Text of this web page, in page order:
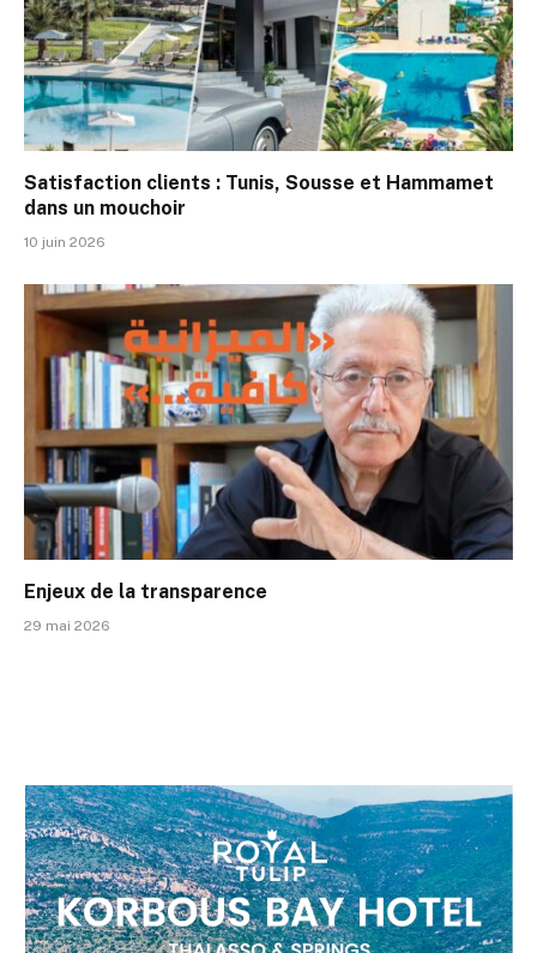
Satisfaction clients : Tunis, Sousse et Hammamet
dans un mouchoir
10 juin 2026
Enjeux de la transparence
29 mai 2026